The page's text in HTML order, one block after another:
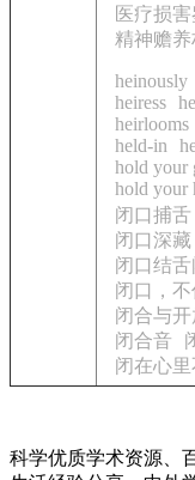
医疗损
精神赡
heinously
heiress
heirlooms
held-in
hold your
hold your
闭口捕舌
闭口深藏
闭口结
闭口，不
闭合与开
闭合音
闭在心
科学优质学术资源、